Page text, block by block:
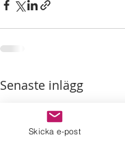
Senaste inlägg
Skicka e-post